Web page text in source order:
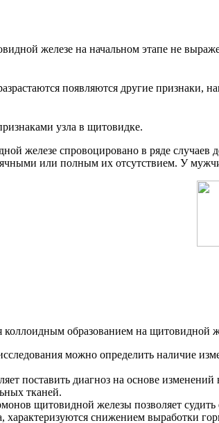
железе на начальном этапе не
появляются другие признаки,
узла в щитовидке.
железе спровоцировано в ряде
или полным их отсутствием. У
образованием на щитовидной
можно определить наличие
поставить диагноз на основе
тканей.
щитовидной железы позволяет
характеризуются снижением выработки